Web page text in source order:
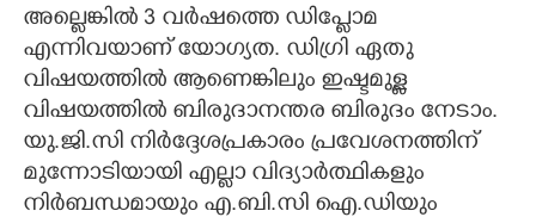
അല്ലെങ്കിൽ 3 വർഷത്തെ ഡിപ്ലോമ
എന്നിവയാണ് യോഗ്യത. ഡിഗ്രി ഏതു
വിഷയത്തിൽ ആണെങ്കിലും ഇഷ്ടമുള്ള
വിഷയത്തിൽ ബിരുദാനന്തര ബിരുദം നേടാം.
യു.ജി.സി നിർദ്ദേശപ്രകാരം പ്രവേശനത്തിന്
മുന്നോടിയായി എല്ലാ വിദ്യാർത്ഥികളും
നിർബന്ധമായും എ.ബി.സി ഐ.ഡിയും